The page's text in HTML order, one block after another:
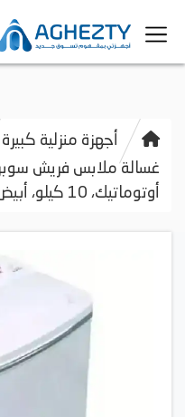
أجهزة منزلية كبيرة
غسالة ملابس فريش
أوتوماتيك، 10 كيلو، أبيض